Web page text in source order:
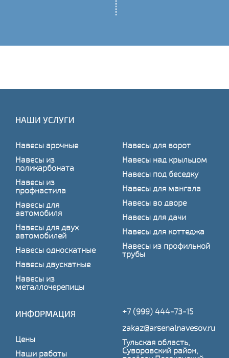
НАШИ УСЛУГИ
Навесы арочные
Навесы из
поликарбоната
Навесы из
профнастила
Навесы для
автомобиля
Навесы для двух
автомобилей
Навесы односкатные
Навесы двускатные
Навесы из
металлочерепицы
Навесы для ворот
Навесы над крыльцом
Навесы под беседку
Навесы для мангала
Навесы во дворе
Навесы для дачи
Навесы для коттеджа
Навесы из профильной
трубы
ИНФОРМАЦИЯ
Цены
Наши работы
+7 (999) 444-73-15
zakaz@arsenalnavesov.ru
Тульская область,
Суворовский район,